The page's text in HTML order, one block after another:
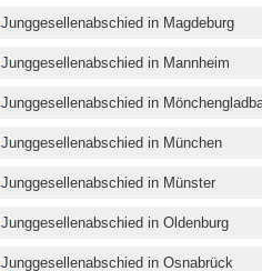
Junggesellenabschied in Magdeburg
Junggesellenabschied in Mannheim
Junggesellenabschied in
Junggesellenabschied in München
Junggesellenabschied in Münster
Junggesellenabschied in Oldenburg
Junggesellenabschied in Osnabrück